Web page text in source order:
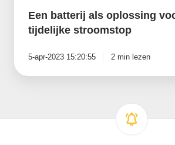
Een batterij als oplossing
tijdelijke stroomstop
5-apr-2023 15:20:55 2 min lezen